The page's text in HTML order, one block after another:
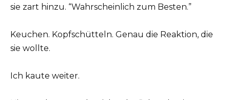
sie zart hinzu. “Wahrscheinlich zum Besten.”
Keuchen. Kopfschütteln. Genau die Reaktion, die
sie wollte.
Ich kaute weiter.